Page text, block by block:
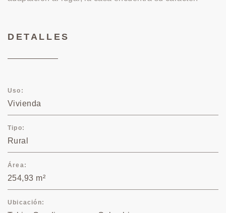
DETALLES
Uso
Vivienda
Tipo
Rural
Área
254,93 m²
Ubicación